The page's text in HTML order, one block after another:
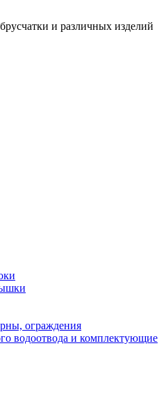
и различных изделий
ограждения
водоотвода и комплектующие